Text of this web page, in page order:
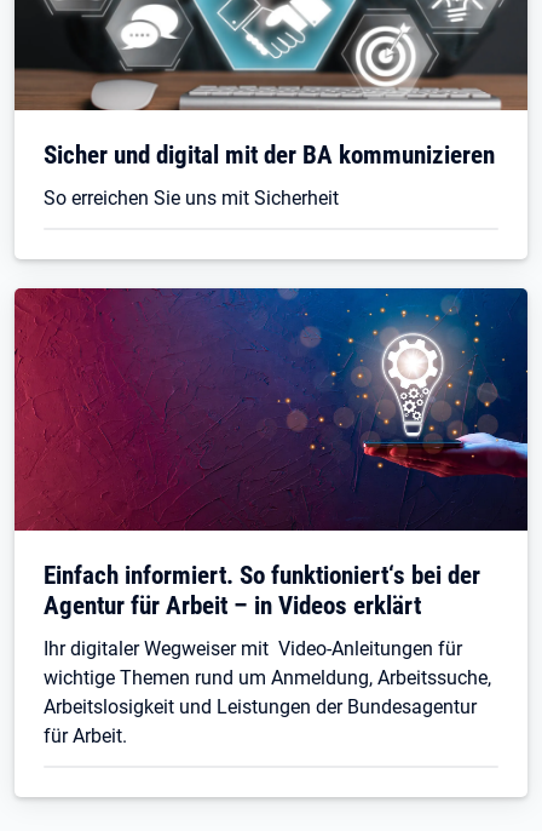
Sicher und digital mit der BA kommunizieren
So erreichen Sie uns mit Sicherheit
Einfach informiert. So funktioniert‘s bei der
Agentur für Arbeit – in Videos erklärt
Ihr digitaler Wegweiser mit Video-Anleitungen für
wichtige Themen rund um Anmeldung, Arbeitssuche,
Arbeitslosigkeit und Leistungen der Bundesagentur
für Arbeit.